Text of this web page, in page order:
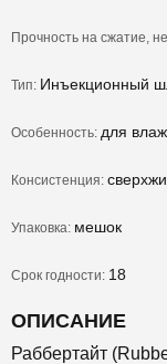
Прочность на сжатие,
Тип: Инъекционный
Особенность: для
Консистенция:
Упаковка: мешок
Срок годности: 18
ОПИСАНИЕ
Раббертайт